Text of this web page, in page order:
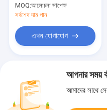
MOQ:আলোচনা সাপেক্ষ
সর্বশেষ দাম পান
এখন যোগাযোগ
আপনার সময়
আমাদের সাথে